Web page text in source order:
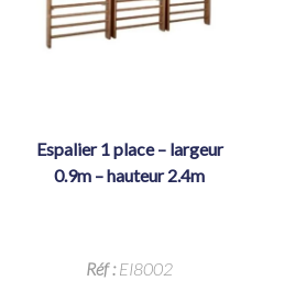
espalier 1 place – largeur
0.9m – hauteur 2.4m
Réf :EI8002